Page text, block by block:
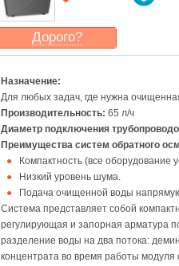
Дорого?
Какая ценамогла бы
Указать цену
Назначение:
Для любых задач, где нужна
Производительность: 65 л/ч
Диаметр подключения
Преимущества систем обратного
Компактность (все оборудование
Низкий уровень шума.
Подача очищенной воды
Система представляет собой
регулирующая и запорная арматура
разделение воды на два потока:
концентрата во время работы модуля